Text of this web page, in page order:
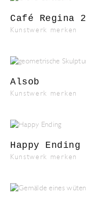
Kunstwerk merken
Café Regina 2
Kunstwerk merken
Alsob
Kunstwerk merken
Happy Ending